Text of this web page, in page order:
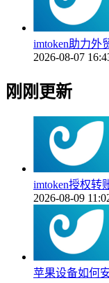
imtoken助力外
2026-08-07
刚刚更新
imtoken授权转
2026-08-09
苹果设备如何